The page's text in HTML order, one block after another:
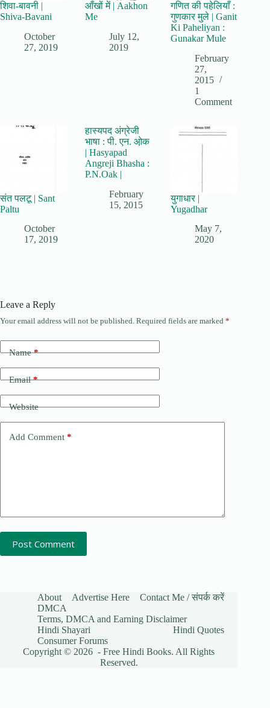
शिवा-बावनी |
Shiva-Bavani
October
27, 2019
आँखों में | Aakhon
Me
July 12,
2019
गणित की पहेलियाँ :
गुणकार मुले | Ganit
Ki Paheliyan :
Gunakar Mule
February
27,
2015
1
Comment
संत पलटू | Sant
Paltu
October
17, 2019
हास्यपद अंग्रेजी
भाषा : पी. एन. ओ़क
| Hasyapad
Angreji Bhasha :
P.N.Oak |
February
15, 2015
युगाधार |
Yugadhar
May 7,
2020
Leave a Reply
Your email address will not be published. Required fields are marked *
Name*
Email*
Website
Add Comment *
Post Comment
About Advertise Here
Contact Me / संपर्क करें
DMCA
Terms, DMCA and Earning Disclaimer
Hindi Shayari
Hindi Quotes
Consumer Forums
Copyright © 2026 - Free Hindi Books. All Rights
Reserved.